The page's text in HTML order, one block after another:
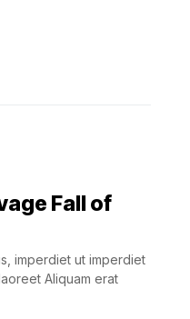
Fall of
imperdiet ut imperdiet
Aliquam erat